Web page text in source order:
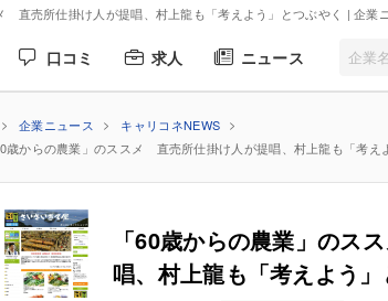
直売所仕掛け人が提唱、村上龍も「考えよう」とつぶやく | 企業
口コミ 求人 ニュース
企業ニュース
キャリコネNEWS
歳からの農業」のススメ 直売所仕掛け人が提唱、村上龍も「考え
「60歳からの農業」の
唱、村上龍も「考えよう」